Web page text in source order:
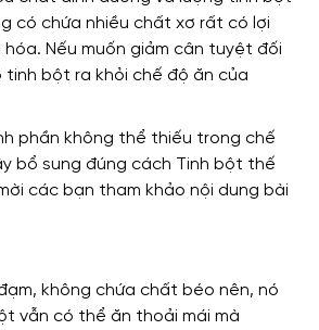
có chứa nhiều chất xơ rất có lợi
Nếu muốn giảm cân tuyệt đối
tinh bột ra khỏi chế độ ăn của
không chứa chất béo nên, nó
vẫn có thể ăn thoải mái mà